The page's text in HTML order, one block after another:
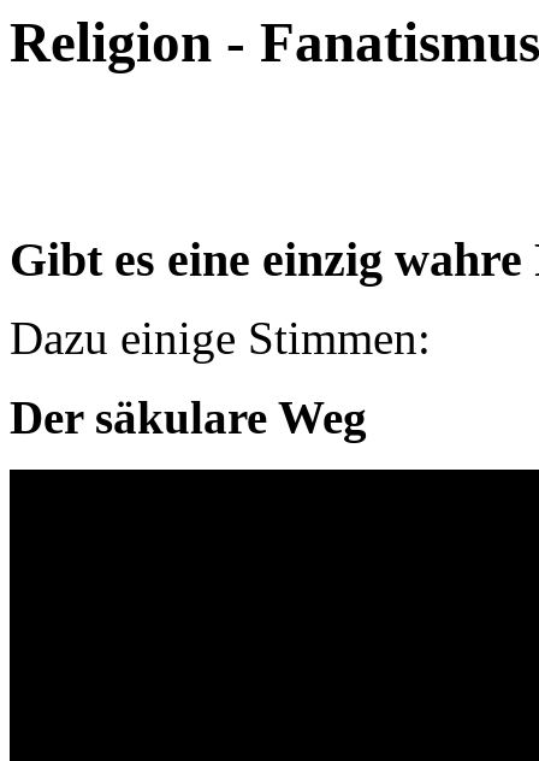
Religion -
Gibt es eine einzig
Dazu einige Stimmen:
Der säkulare Weg